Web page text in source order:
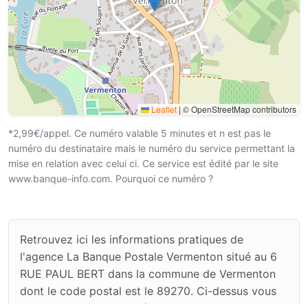
Leaflet|© OpenStreetMap contributors
*2,99€/appel. Ce numéro valable 5 minutes et n est pas le
numéro du destinataire mais le numéro du service permettant la
mise en relation avec celui ci. Ce service est édité par le site
www.banque-info.com. Pourquoi ce numéro ?
Retrouvez ici les informations pratiques de
l'agence La Banque Postale Vermenton situé au 6
RUE PAUL BERT dans la commune de Vermenton
dont le code postal est le 89270. Ci-dessus vous